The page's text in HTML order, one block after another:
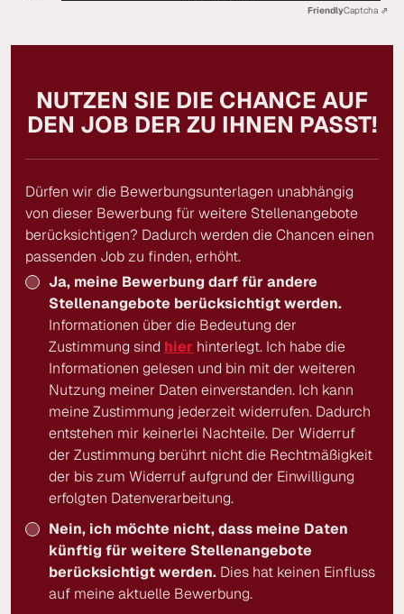
FriendlyCaptcha ⇗
NUTZEN SIE DIE CHANCE AUF
DEN JOB DER ZU IHNEN PASST!
Dürfen wir die Bewerbungsunterlagen unabhängig
von dieser Bewerbung für weitere Stellenangebote
berücksichtigen? Dadurch werden die Chancen einen
passenden Job zu finden, erhöht.
Ja, meine Bewerbung darf für andere
Stellenangebote berücksichtigt werden.
Informationen über die Bedeutung der
Zustimmung sind hier hinterlegt. Ich habe die
Informationen gelesen und bin mit der weiteren
Nutzung meiner Daten einverstanden. Ich kann
meine Zustimmung jederzeit widerrufen. Dadurch
entstehen mir keinerlei Nachteile. Der Widerruf
der Zustimmung berührt nicht die Rechtmäßigkeit
der bis zum Widerruf aufgrund der Einwilligung
erfolgten Datenverarbeitung.
Nein, ich möchte nicht, dass meine Daten
künftig für weitere Stellenangebote
berücksichtigt werden. Dies hat keinen Einfluss
auf meine aktuelle Bewerbung.